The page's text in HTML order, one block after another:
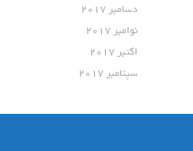
دسامبر 2017
نوامبر 2017
اکتبر 2017
سپتامبر 2017